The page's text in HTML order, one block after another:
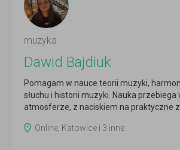
muzyka
Dawid Bajdiuk
Pomagam w nauce teorii muzyki,
słuchu i historii muzyki. Nauka przebiega
atmosferze, z naciskiem na praktyczne
Online, Katowice i 3 inne